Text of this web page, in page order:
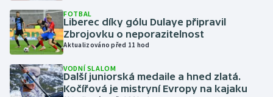
Lezení
Lyže a snowboard
Moderní pětiboj
FOTBAL
Liberec díky gólu Dulaye připravil
Zbrojovku o neporazitelnost
Aktualizováno před 11 hod
VODNÍ SLALOM
Další juniorská medaile a hned zlatá.
Kočířová je mistryní Evropy na kajaku